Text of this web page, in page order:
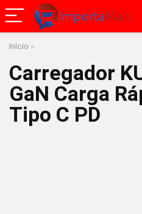
Início »
Carregador
GaN Carga
Tipo C PD